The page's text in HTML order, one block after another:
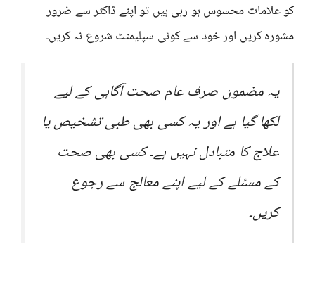
کو علامات محسوس ہو رہی ہیں تو اپنے ڈاکٹر سے ضرور
مشورہ کریں اور خود سے کوئی سپلیمنٹ شروع نہ کریں۔
یہ مضمون صرف عام صحت آگاہی کے لیے
لکھا گیا ہے اور یہ کسی بھی طبی تشخیص یا
علاج کا متبادل نہیں ہے۔ کسی بھی صحت
کے مسئلے کے لیے اپنے معالج سے رجوع
کریں۔
—